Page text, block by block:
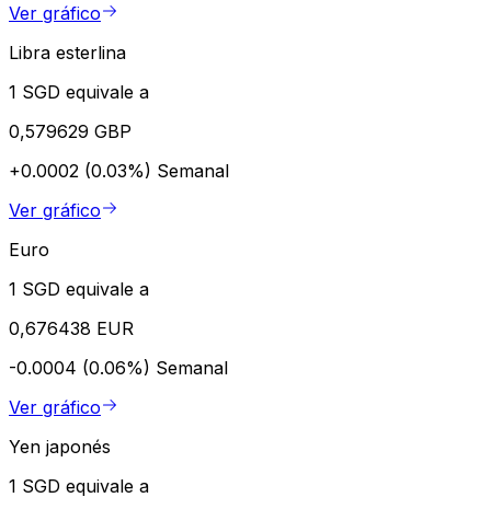
Ver gráfico
Libra esterlina
1 SGD equivale a
0,579629 GBP
+0.0002 (0.03%) Semanal
Ver gráfico
Euro
1 SGD equivale a
0,676438 EUR
-0.0004 (0.06%) Semanal
Ver gráfico
Yen japonés
1 SGD equivale a